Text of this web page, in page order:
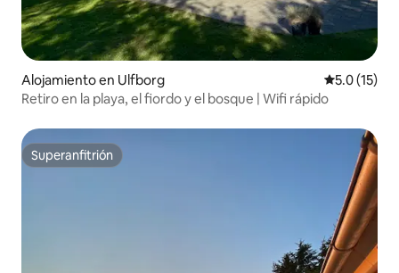
Alojamiento en Ulfborg Calificación
5.0 (15)
Retiro en la playa, el fiordo y el bosque | Wifi rápido
Superanfitrión
Superanfitrión